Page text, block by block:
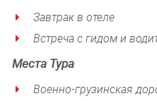
Завтрак в отеле
Встреча с гидом и
Места Тура
Военно-грузинская